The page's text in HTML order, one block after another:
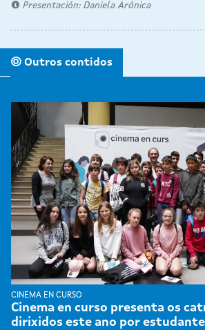
Presentación: Daniela Arónica
Outros contidos
CINEMA EN CURSO
Cinema en curso presenta os
dirixidos este ano por